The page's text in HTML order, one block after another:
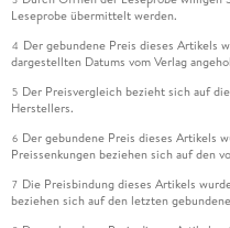
Leseprobe übermittelt werden.
4 Der gebundene Preis dieses Artikels
dargestellten Datums vom Verlag
5 Der Preisvergleich bezieht sich auf
Herstellers.
6 Der gebundene Preis dieses Artikels
Preissenkungen beziehen sich auf den
7 Die Preisbindung dieses Artikels
beziehen sich auf den letzten